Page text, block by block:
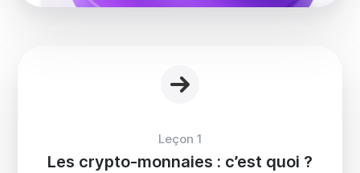
Leçon 1
Les crypto-monnaies : c’est quoi ?